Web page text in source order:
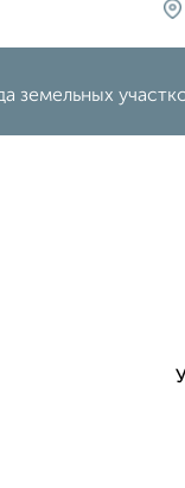
земельных